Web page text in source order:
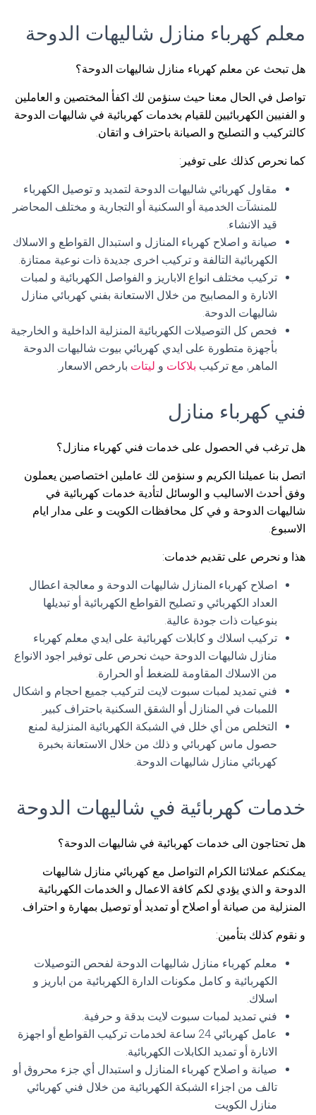
معلم كهرباء منازل شاليهات الدوحة
هل تبحث عن معلم كهرباء منازل شاليهات الدوحة؟
تواصل في الحال معنا حيث سنؤمن لك اكفأ المختصين و العاملين
و الفنيين الكهربائيين للقيام بخدمات كهربائية في شاليهات الدوحة
كالتركيب و التصليح و الصيانة باحتراف و اتقان.
كما نحرص كذلك على توفير:
مقاول كهربائي شاليهات الدوحة لتمديد و توصيل الكهرباء
للمنشآت الخدمية أو السكنية أو التجارية و مختلف المحاضر
قيد الانشاء.
صيانة و اصلاح كهرباء المنازل و استبدال القواطع و الاسلاك
الكهربائية التالفة و تركيب اخرى جديدة ذات نوعية ممتازة.
تركيب مختلف انواع الاباريز و الفواصل الكهربائية و لمبات
الانارة و المصابيح من خلال الاستعانة بفني كهربائي منازل
شاليهات الدوحة.
فحص كل التوصيلات الكهربائية المنزلية الداخلية و الخارجية
بأجهزة متطورة على ايدي كهربائي بيوت شاليهات الدوحة
الماهر, مع تركيب بلاكات و ليتات بارخص الاسعار.
فني كهرباء منازل
هل ترغب في الحصول على خدمات فني كهرباء منازل؟
اتصل بنا عميلنا الكريم و سنؤمن لك عاملين اختصاصين يعملون
وفق أحدث الاساليب و الوسائل لتأدية خدمات كهربائية في
شاليهات الدوحة و في كل محافظات الكويت و على مدار ايام
الاسبوع.
هذا و نحرص على تقديم خدمات:
اصلاح كهرباء المنازل شاليهات الدوحة و معالجة اعطال
العداد الكهربائي و تصليح القواطع الكهربائية أو تبديلها
بنوعيات ذات جودة عالية.
تركيب اسلاك و كابلات كهربائية على ايدي معلم كهرباء
منازل شاليهات الدوحة حيث نحرص على توفير اجود الانواع
من الاسلاك المقاومة للضغط أو الحرارة.
فني تمديد لمبات سبوت لايت لتركيب جميع احجام و اشكال
اللمبات في المنازل أو الشقق السكنية باحتراف كبير.
التخلص من أي خلل في الشبكة الكهربائية المنزلية لمنع
حصول ماس كهربائي و ذلك من خلال الاستعانة بخبرة
كهربائي منازل شاليهات الدوحة.
خدمات كهربائية في شاليهات الدوحة
هل تحتاجون الى خدمات كهربائية في شاليهات الدوحة؟
يمكنكم عملائنا الكرام التواصل مع كهربائي منازل شاليهات
الدوحة و الذي يؤدي لكم كافة الاعمال و الخدمات الكهربائية
المنزلية من صيانة أو اصلاح أو تمديد أو توصيل بمهارة و احتراف.
و نقوم كذلك بتأمين:
معلم كهرباء منازل شاليهات الدوحة لفحص التوصيلات
الكهربائية و كامل مكونات الدارة الكهربائية من اباريز و
اسلاك.
فني تمديد لمبات سبوت لايت بدقة و حرفية.
عامل كهربائي 24 ساعة لخدمات تركيب القواطع أو اجهزة
الانارة أو تمديد الكابلات الكهربائية.
صيانة و اصلاح كهرباء المنازل و استبدال أي جزء محروق أو
تالف من اجزاء الشبكة الكهربائية من خلال فني كهربائي
منازل الكويت